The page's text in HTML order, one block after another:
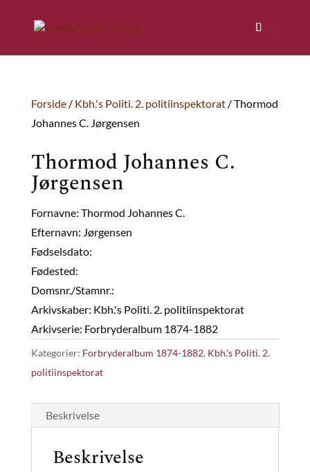
Forside/ Kbh.'s Politi. 2. politiinspektorat/ Thormod
Johannes C. Jørgensen
Thormod Johannes C.
Jørgensen
Fornavne: Thormod Johannes C.
Efternavn: Jørgensen
Fødselsdato:
Fødested:
Domsnr./Stamnr.:
Arkivskaber: Kbh.'s Politi. 2. politiinspektorat
Arkivserie: Forbryderalbum 1874-1882
Kategorier: Forbryderalbum 1874-1882, Kbh.'s Politi. 2.
politiinspektorat
Beskrivelse
Beskrivelse